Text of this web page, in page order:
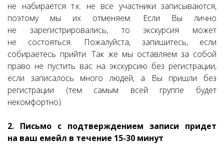
не набирается т.к. не все участники записываются,
поэтому мы их отменяем. Если Вы лично
не зарегистрировались, то экскурсия может
не состояться. Пожалуйста, запишитесь, если
собираетесь прийти. Так же мы оставляем за собой
право не пустить вас на экскурсию без регистрации,
если записалось много людей, а Вы пришли без
регистрации (тем самым всей группе будет
некомфортно).
2. Письмо с подтверждением записи придет
на ваш емейл в течение 15-30 минут